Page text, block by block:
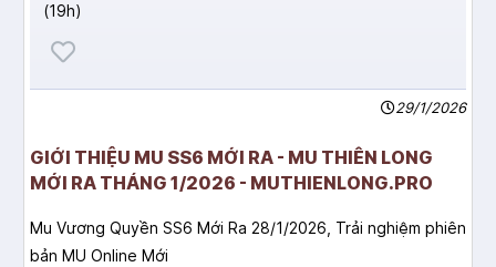
(19h)
29/1/2026
GIỚI THIỆU MU SS6 MỚI RA - MU THIÊN LONG
MỚI RA THÁNG 1/2026 - MUTHIENLONG.PRO
Mu Vương Quyền SS6 Mới Ra 28/1/2026, Trải nghiệm phiên
bản MU Online Mới